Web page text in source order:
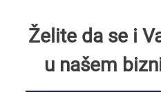
Želite da se i
u našem